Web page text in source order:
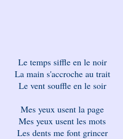
Le temps siffle en le noir
La main s'accroche au trait
Le vent souffle en le soir
Mes yeux usent la page
Mes yeux usent les mots
Les dents me font grincer